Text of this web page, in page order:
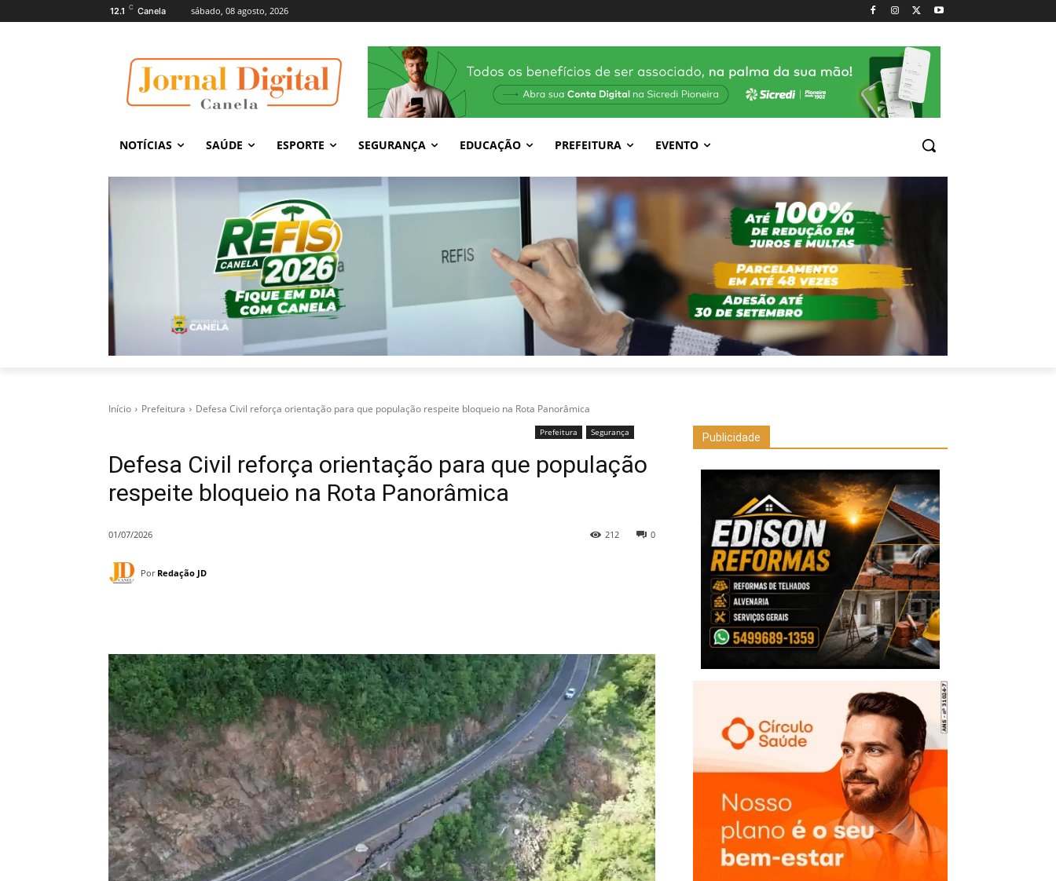
12.1 C Canela sábado, 08 agosto, 2026
NOTÍCIAS SAÚDE ESPORTE SEGURANÇA EDUCAÇÃO PREFEITURA EVENTO
Início Prefeitura Defesa Civil reforça orientação para que população respeite bloqueio na Rota Panorâmica
Prefeitura Segurança
Defesa Civil reforça orientação para que população
respeite bloqueio na Rota Panorâmica
01/07/2026 0
212
Por Redação JD
Publicidade